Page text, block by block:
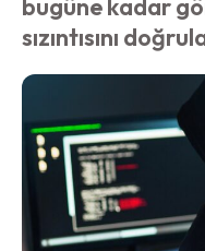
bugüne kadar
sızıntısını